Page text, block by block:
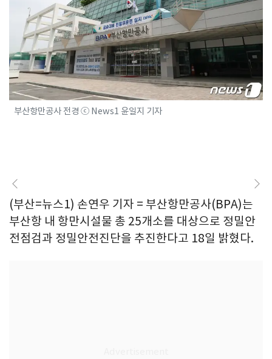
부산항만공사 전경 ⓒ News1 윤일지 기자
(부산=뉴스1) 손연우 기자 = 부산항만공사(BPA)는
부산항 내 항만시설물 총 25개소를 대상으로 정밀안
전점검과 정밀안전진단을 추진한다고 18일 밝혔다.